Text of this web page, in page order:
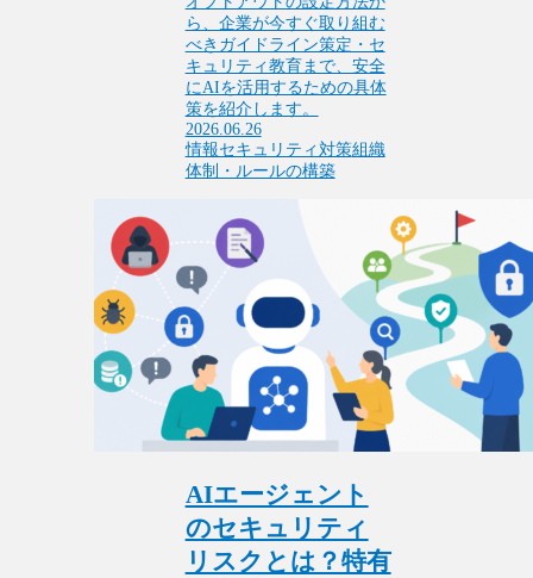
ら、企業が今すぐ取り組む
べきガイドライン策定・セ
キュリティ教育まで、安全
にAIを活用するための具体
策を紹介します。
2026.06.26
情報セキュリティ対策組織
体制・ルールの構築
AIエージェント
のセキュリティ
リスクとは？特有